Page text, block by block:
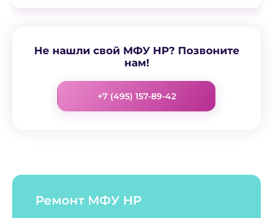
Не нашли свой МФУ HP? Позвоните
нам!
+7 (495) 157-89-42
Ремонт МФУ HP